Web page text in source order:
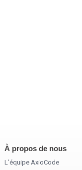
À propos de nous
L’équipe AxioCode